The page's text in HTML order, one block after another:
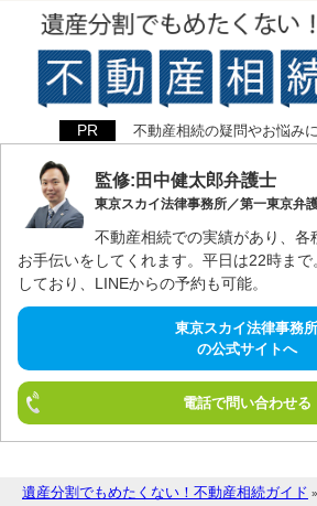
不動産相続の疑問やお悩み
監修:田中健太郎弁護士
東京スカイ法律事務所／第一東京弁
不動産相続での実績があり、各
お手伝いをしてくれます。平日は22時ま
しており、LINEからの予約も可能。
東京スカイ法律事務所
の公式サイトへ
電話で問い合わせる
遺産分割でもめたくない！不動産相続ガイド »